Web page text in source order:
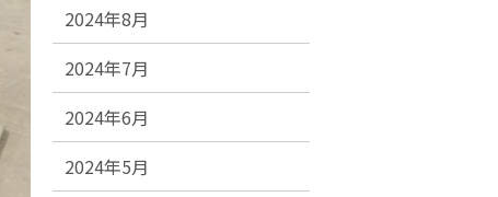
2024年8月
2024年7月
2024年6月
2024年5月